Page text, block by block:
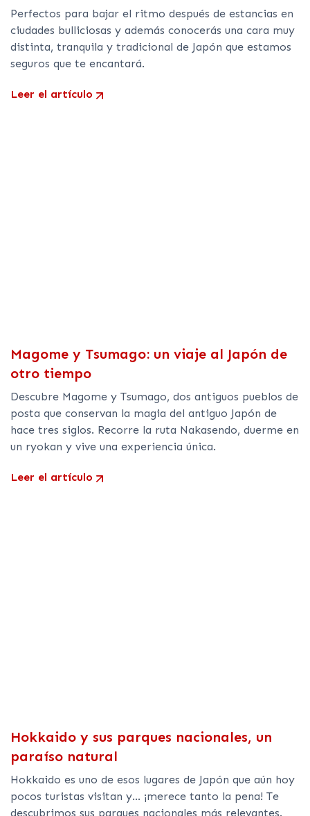
Perfectos para bajar el ritmo después de estancias en
ciudades bulliciosas y además conocerás una cara muy
distinta, tranquila y tradicional de Japón que estamos
seguros que te encantará.
Leer el artículo
Magome y Tsumago: un viaje al Japón de
otro tiempo
Descubre Magome y Tsumago, dos antiguos pueblos de
posta que conservan la magia del antiguo Japón de
hace tres siglos. Recorre la ruta Nakasendo, duerme en
un ryokan y vive una experiencia única.
Leer el artículo
Hokkaido y sus parques nacionales, un
paraíso natural
Hokkaido es uno de esos lugares de Japón que aún hoy
pocos turistas visitan y… ¡merece tanto la pena! Te
descubrimos sus parques nacionales más relevantes.